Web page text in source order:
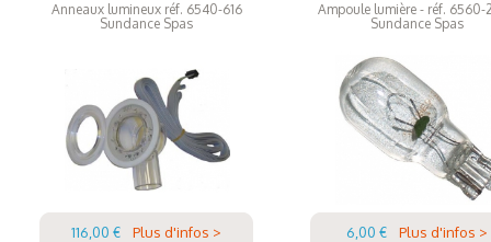
Anneaux lumineux réf. 6540-616
Sundance Spas
116,00 € Plus d'infos >
Ampoule lumière - réf. 6560-
Sundance Spas
6,00 € Plus d'infos >